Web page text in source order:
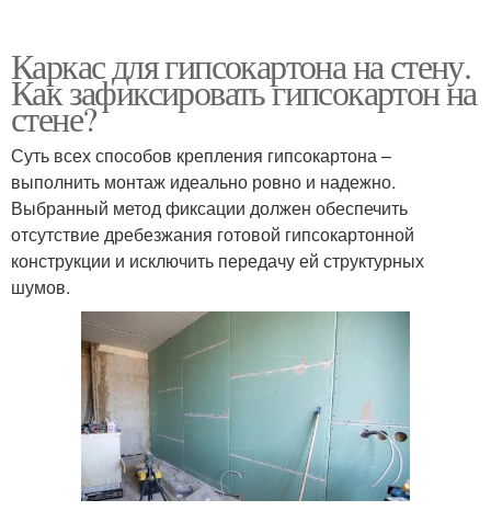
Каркас для гипсокартона на стену.
Как зафиксировать гипсокартон на
стене?
Суть всех способов крепления гипсокартона –
выполнить монтаж идеально ровно и надежно.
Выбранный метод фиксации должен обеспечить
отсутствие дребезжания готовой гипсокартонной
конструкции и исключить передачу ей структурных
шумов.